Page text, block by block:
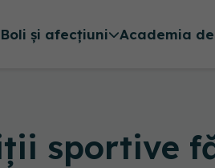
Boli și afecțiuni Academia
sportive